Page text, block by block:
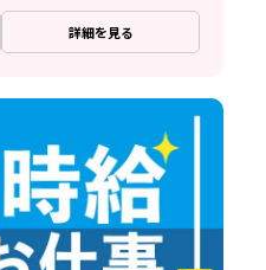
詳細を見る